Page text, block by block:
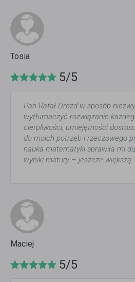
Tosia
5/5
Pan Rafał Drozd w sposób
wytłumaczyć rozwiązanie
cierpliwości, umiejętności
do moich potrzeb i rzeczowego
nauka matematyki sprawiła mi
wyniki matury – jeszcze większą.
Maciej
5/5